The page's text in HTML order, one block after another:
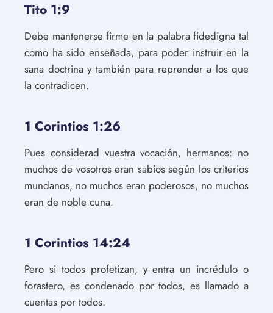
Tito 1:9
Debe mantenerse firme en la palabra fidedigna tal
como ha sido enseñada, para poder instruir en la
sana doctrina y también para reprender a los que
la contradicen.
1 Corintios 1:26
Pues considerad vuestra vocación, hermanos: no
muchos de vosotros eran sabios según los criterios
mundanos, no muchos eran poderosos, no muchos
eran de noble cuna.
1 Corintios 14:24
Pero si todos profetizan, y entra un incrédulo o
forastero, es condenado por todos, es llamado a
cuentas por todos.